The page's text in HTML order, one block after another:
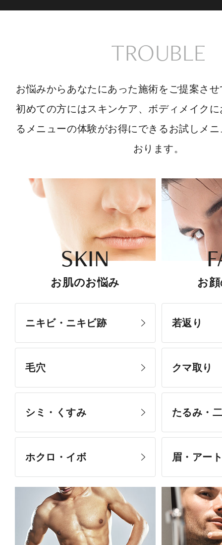
TROUBLE
お悩みからあなたにあった施術をご提案さ
初めての方にはスキンケア、ボディメイク
るメニューの体験がお得にできるお試しメ
おります。
SKIN
お肌のお悩み
ニキビ・ニキビ跡
毛穴
シミ・くすみ
ホクロ・イボ
お
若返り
クマ取り
たるみ・
眉・アー